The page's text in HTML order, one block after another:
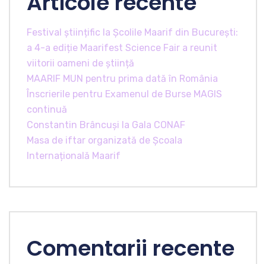
Festival științific la Școlile Maarif din București:
a 4-a ediție Maarifest Science Fair a reunit
viitorii oameni de știință
MAARIF MUN pentru prima dată în România
Înscrierile pentru Examenul de Burse MAGIS
continuă
Constantin Brâncuși la Gala CONAF
Masa de iftar organizată de Școala
Internațională Maarif
Comentarii recente